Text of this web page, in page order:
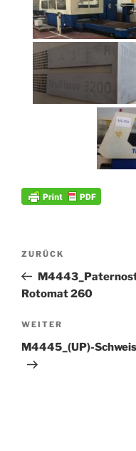
Beitrags-
Vorheriger
Beitrag
ZURÜCK
Rotomat 260
Nächster
Beitrag
WEITER
M4445_(UP)-